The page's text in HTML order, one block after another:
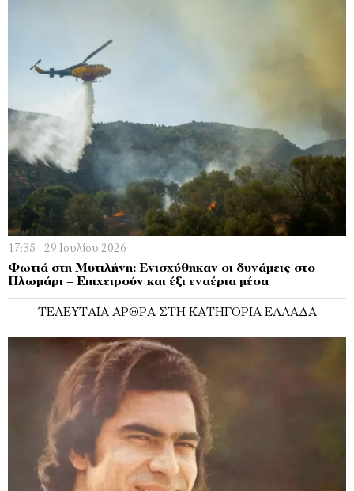
17:35 - 29 Ιουλίου 2026
Φωτιά στη Μυτιλήνη: Ενισχύθηκαν οι δυνάμεις στο
Πλωμάρι – Επιχειρούν και έξι εναέρια μέσα
ΤΕΛΕΥΤΑΊΑ ΆΡΘΡΑ ΣΤΗ ΚΑΤΗΓΟΡΊΑ ΕΛΛΆΔΑ